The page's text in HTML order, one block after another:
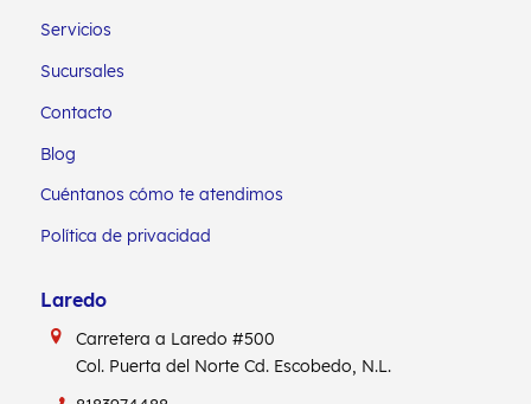
Servicios
Sucursales
Contacto
Blog
Cuéntanos cómo te atendimos
Política de privacidad
Laredo
Carretera a Laredo #500
Col. Puerta del Norte Cd. Escobedo, N.L.